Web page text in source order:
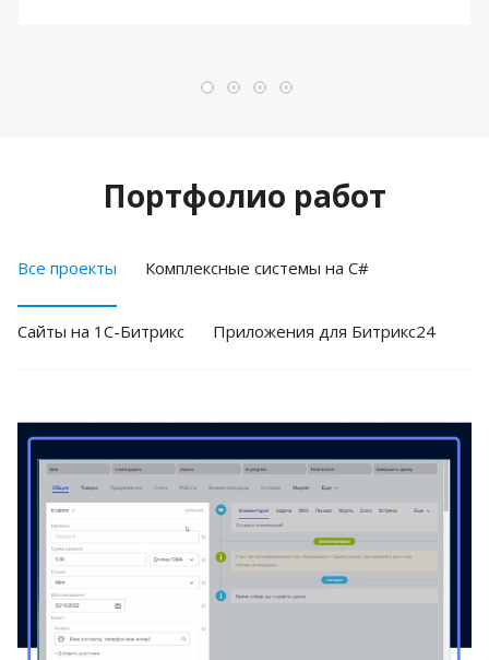
Портфолио работ
Все проекты Комплексные системы на C#
Cайты на 1С-Битрикс Приложения для Битрикс24
Смотреть проект